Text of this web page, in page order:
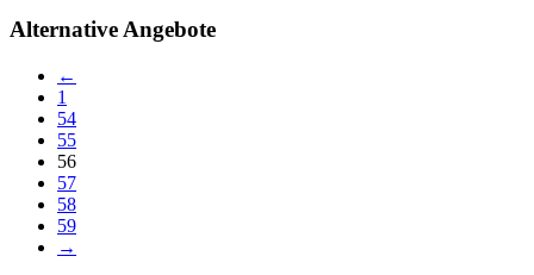
Alternative Angebote
←
1
54
55
56
57
58
59
→